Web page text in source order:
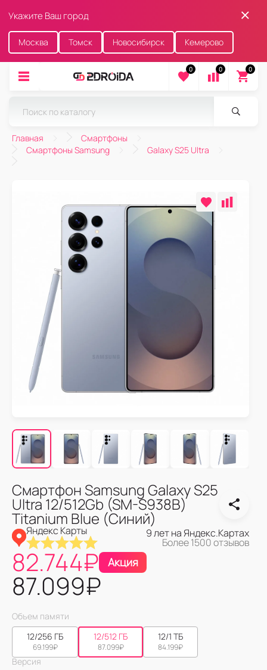
Укажите Ваш город
Москва Томск Новосибирск Кемерово
0 0 0
Главная
Смартфоны
Смартфоны Samsung
Galaxy S25 Ultra
Смартфон Samsung Galaxy S25
Ultra 12/512Gb (SM-S938B)
Titanium Blue (Синий)
Яндекс Карты 9 лет на Яндекс.Картах
Более 1500 отзывов
82.744₽ Акция
87.099₽
Объем памяти
12/256 ГБ
69.199₽
12/512 ГБ
87.099₽
12/1 ТБ
84.199₽
Версия